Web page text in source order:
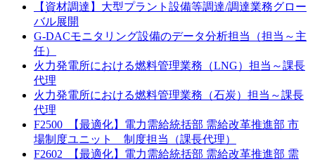
【資材調達】大型プラント設備等調達/調達業務グロー
バル展開
G-DACモニタリング設備のデータ分析担当（担当～主
任）
火力発電所における燃料管理業務（LNG）担当～課長
代理
火力発電所における燃料管理業務（石炭）担当～課長
代理
F2500_【最適化】電力需給統括部 需給改革推進部 市
場制度ユニット 制度担当（課長代理）
F2602_【最適化】電力需給統括部 需給改革推進部 需